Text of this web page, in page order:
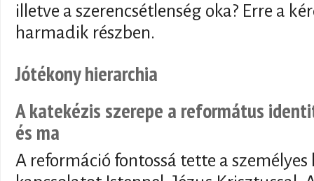
illetve a szerencsétlenség oka? Erre a
harmadik részben.
Jótékony hierarchia
A katekézis szerepe a református
és ma
A reformáció fontossá tette a személyes